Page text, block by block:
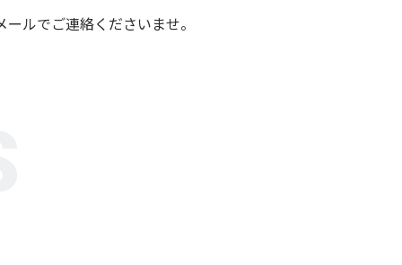
ルでご連絡くださいませ。